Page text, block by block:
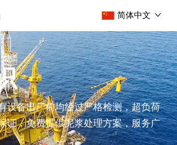
简体中文
设备出厂前均经过严格检测，超负荷
证，免费提供泥浆处理方案，服务广